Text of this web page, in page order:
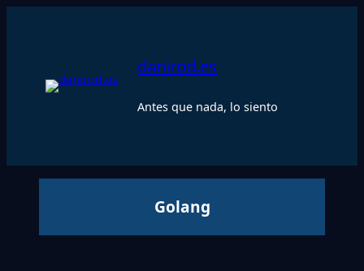
danirod.es
Antes que nada, lo siento
Golang